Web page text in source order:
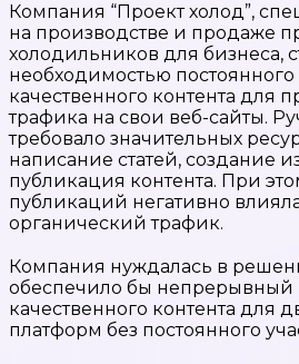
Компания “Проект холод”,
на производстве и продаже
холодильников для бизнеса,
необходимостью постоянного
качественного контента для
трафика на свои веб-сайты.
требовало значительных
написание статей, создание
публикация контента. При
публикаций негативно
органический трафик.
Компания нуждалась в
обеспечило бы непрерывный
качественного контента для
платформ без постоянного